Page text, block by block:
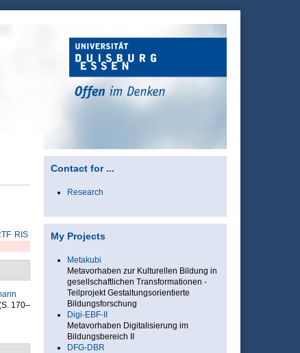
RIS
170–
Contact for ...
Research
My Projects
Metakubi
Metavorhaben zur Kulturellen Bildung in
gesellschaftlichen Transformationen -
Teilprojekt Gestaltungsorientierte
Bildungsforschung
Digi-EBF-II
Metavorhaben Digitalisierung im
Bildungsbereich II
DFG-DBR